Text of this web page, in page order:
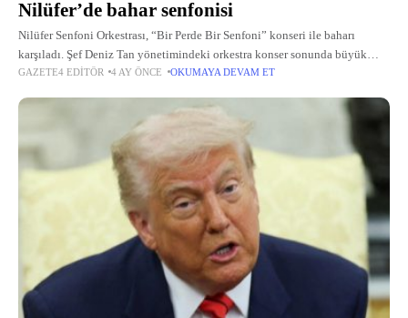
Nilüfer’de bahar senfonisi
Nilüfer Senfoni Orkestrası, “Bir Perde Bir Senfoni” konseri ile baharı
karşıladı. Şef Deniz Tan yönetimindeki orkestra konser sonunda büyük
alkış aldı.
GAZETE4 EDITÖR 4 AY ÖNCE OKUMAYA DEVAM ET